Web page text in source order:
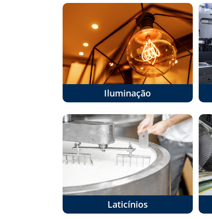
Iluminação
Laticínios